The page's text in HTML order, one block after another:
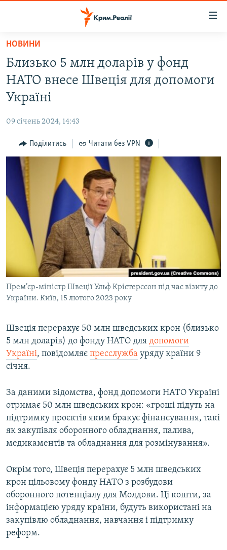
Перейти
основного
матеріалу
Перейти
до
основної
Перейти
до
пошуку
ВІДЕО ТА ФОТО
БЛОГИ
ПОГЛЯД
ІНТЕРВ'Ю
ВСЕ ЗА ДЕНЬ
СПЕЦПРОЕКТИ
ДЕПОРТАЦІЯ
ВІДЕОУРОКИ «ELIFBE»
СВІДЧЕННЯ ОКУПАЦІЇ
УКРАЇНСЬКА ПРОБЛЕМА КРИМУ
ІНФОГРАФІКА
ЯК ОБІЙТИ БЛОКУВАННЯ
Русский
Qırımtatar
ДОЛУЧАЙСЯ!
Усі сайти RFE/RL
НОВИНИ
Близько 5 млн доларів у фонд
НАТО внесе Швеція для допомоги
Україні
09 січень 2024, 14:43
Поділитись Читати без VPN
Прем’єр-міністр Швеції Ульф Крістерссон під час візиту до
України. Київ, 15 лютого 2023 року
Швеція перерахує 50 млн шведських крон (близько
5 млн доларів) до фонду НАТО для допомоги
Україні, повідомляє пресслужба уряду країни 9
січня.
За даними відомства, фонд допомоги НАТО Україні
отримає 50 млн шведських крон: «гроші підуть на
підтримку проєктів яким бракує фінансування, такі
як закупівля оборонного обладнання, палива,
медикаментів та обладнання для розмінування».
Окрім того, Швеція перерахує 5 млн шведських
крон цільовому фонду НАТО з розбудови
оборонного потенціалу для Молдови. Ці кошти, за
інформацією уряду країни, будуть використані на
закупівлю обладнання, навчання і підтримку
реформ.